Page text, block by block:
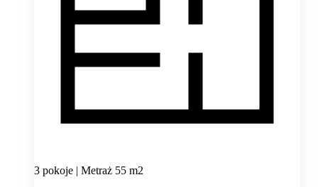
3 pokoje | Metraż 55 m2